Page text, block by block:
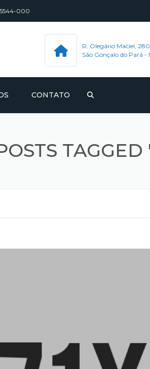
000
R. Olegário Maciel, 280
São Gonçalo do Pará -
CONTATO
TAGGED